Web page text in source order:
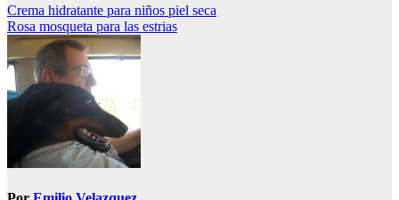
Navegación
de
entradas
Crema hidratante para niños piel seca
Rosa mosqueta para las estrias